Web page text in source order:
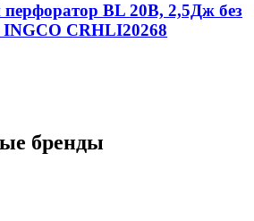
BL 20В, 2,5Дж без
CRHLI20268
бренды